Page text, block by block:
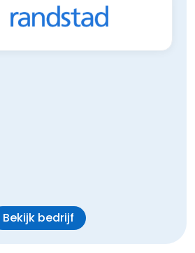
Bekijk bedrijf